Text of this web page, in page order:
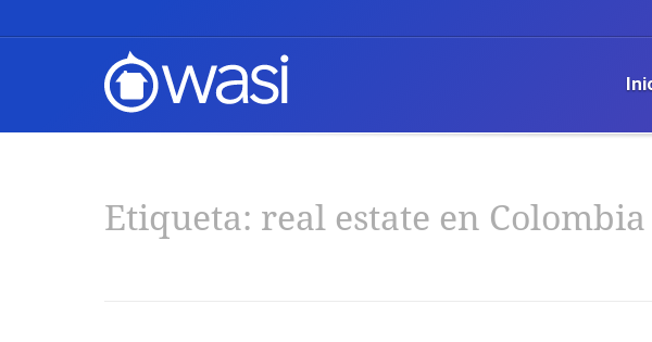
Etiqueta: real estate en Colombia